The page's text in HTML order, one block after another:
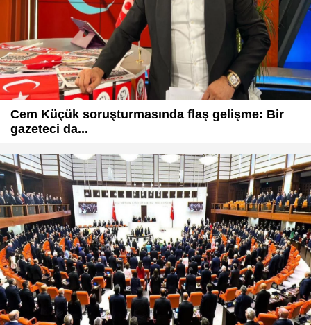
Cem Küçük soruşturmasında flaş gelişme: Bir
gazeteci da...